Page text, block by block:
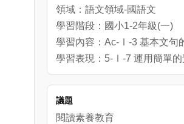
領域：語文領域-國語文
學習階段：國小1-2年級(一)
學習內容：Ac-Ⅰ-3 基本文句
學習表現：5-Ⅰ-7 運用簡單的
議題
閱讀素養教育